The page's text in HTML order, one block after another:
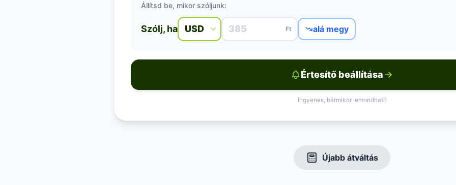
Állítsd be, mikor szóljunk:
Szólj, ha Ft alá megy
Értesítő beállítása
Ingyenes, bármikor lemondható
Újabb átváltás